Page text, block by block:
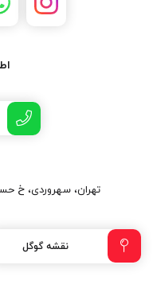
تهران، سهروردی، خ
نقشه گوگل